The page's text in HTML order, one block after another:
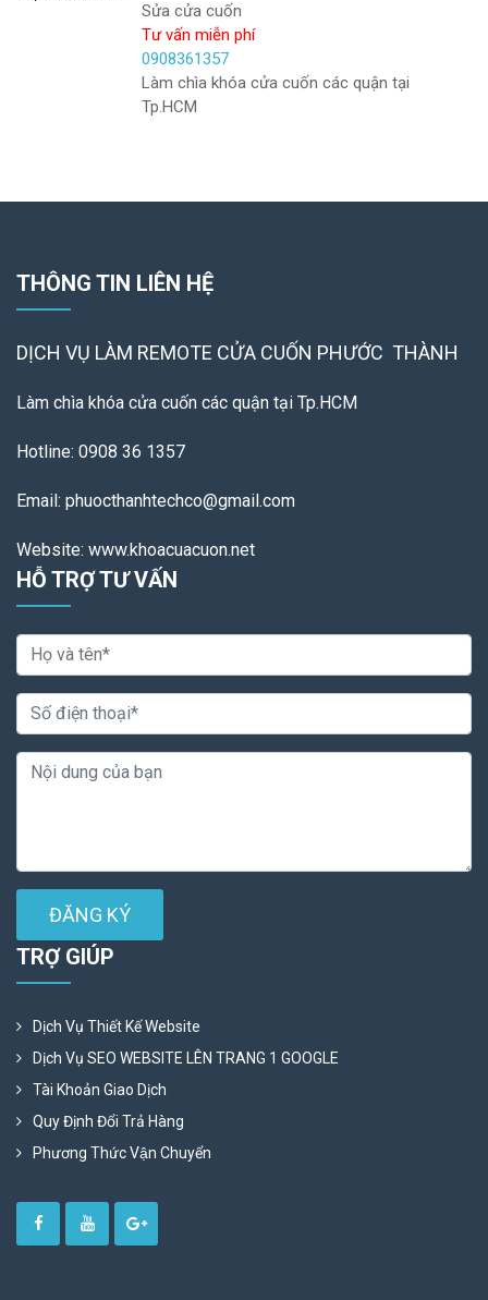
Sửa cửa cuốn
Tư vấn miễn phí
0908361357
Làm chìa khóa cửa cuốn các quận tại
Tp.HCM
THÔNG TIN LIÊN HỆ
DỊCH VỤ LÀM REMOTE CỬA CUỐN PHƯỚC THÀNH
Làm chìa khóa cửa cuốn các quận tại Tp.HCM
Hotline: 0908 36 1357
Email: phuocthanhtechco@gmail.com
Website: www.khoacuacuon.net
HỖ TRỢ TƯ VẤN
ĐĂNG KÝ
TRỢ GIÚP
Dịch Vụ Thiết Kế Website
Dịch Vụ SEO WEBSITE LÊN TRANG 1 GOOGLE
Tài Khoản Giao Dịch
Quy Định Đổi Trả Hàng
Phương Thức Vận Chuyển